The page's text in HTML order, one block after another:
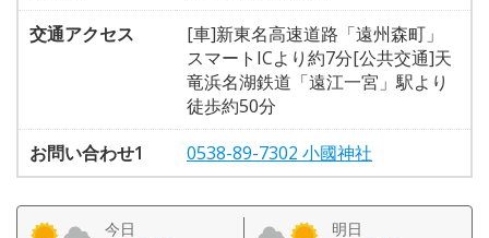
交通アクセス
[車]新東名高速道路「遠州森町」
スマートICより約7分[公共交通]天
竜浜名湖鉄道「遠江一宮」駅より
徒歩約50分
お問い合わせ1
0538-89-7302 小國神社
今日 明日